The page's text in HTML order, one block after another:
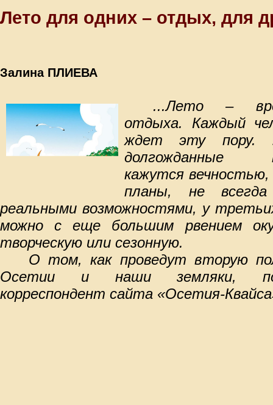
Лето для одних – отдых, для
Залина ПЛИЕВА
...Лето –
отдыха. Каждый
ждет эту пору.
долгожданные
кажутся вечностью,
планы, не
реальными возможностями, у
можно с еще большим рвением
творческую или сезонную.
О том, как проведут вторую
Осетии и наши земляки,
корреспондент сайта «Осетия-